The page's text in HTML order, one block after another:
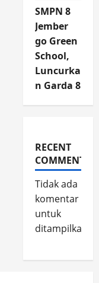
SMPN 8
Jember
go Green
School,
Luncurka
n Garda 8
RECENT
COMMENTS
Tidak ada
komentar
untuk
ditampilkan.